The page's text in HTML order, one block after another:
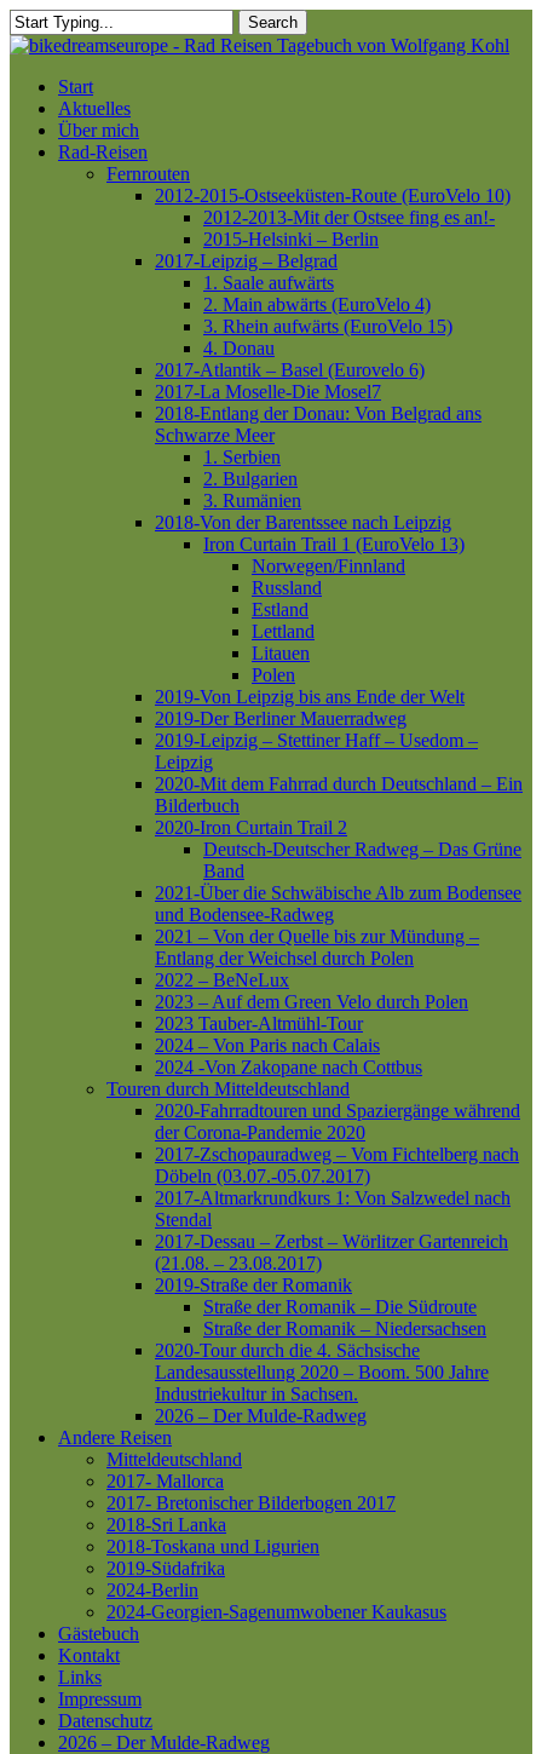
Skip
to
content
Search
Close
Menu
Start
Aktuelles
Über mich
Rad-Reisen
Fernrouten
2012-2015-Ostseeküsten-Route (EuroVelo 10)
2012-2013-Mit der Ostsee fing es an!-
2015-Helsinki – Berlin
2017-Leipzig – Belgrad
1. Saale aufwärts
2. Main abwärts (EuroVelo 4)
3. Rhein aufwärts (EuroVelo 15)
4. Donau
2017-Atlantik – Basel (Eurovelo 6)
2017-La Moselle-Die Mosel7
2018-Entlang der Donau: Von Belgrad ans
Schwarze Meer
1. Serbien
2. Bulgarien
3. Rumänien
2018-Von der Barentssee nach Leipzig
Iron Curtain Trail 1 (EuroVelo 13)
Norwegen/Finnland
Russland
Estland
Lettland
Litauen
Polen
2019-Von Leipzig bis ans Ende der Welt
2019-Der Berliner Mauerradweg
2019-Leipzig – Stettiner Haff – Usedom –
Leipzig
2020-Mit dem Fahrrad durch Deutschland – Ein
Bilderbuch
2020-Iron Curtain Trail 2
Deutsch-Deutscher Radweg – Das Grüne
Band
2021-Über die Schwäbische Alb zum Bodensee
und Bodensee-Radweg
2021 – Von der Quelle bis zur Mündung –
Entlang der Weichsel durch Polen
2022 – BeNeLux
2023 – Auf dem Green Velo durch Polen
2023 Tauber-Altmühl-Tour
2024 – Von Paris nach Calais
2024 -Von Zakopane nach Cottbus
Touren durch Mitteldeutschland
2020-Fahrradtouren und Spaziergänge während
der Corona-Pandemie 2020
2017-Zschopauradweg – Vom Fichtelberg nach
Döbeln (03.07.-05.07.2017)
2017-Altmarkrundkurs 1: Von Salzwedel nach
Stendal
2017-Dessau – Zerbst – Wörlitzer Gartenreich
(21.08. – 23.08.2017)
2019-Straße der Romanik
Straße der Romanik – Die Südroute
Straße der Romanik – Niedersachsen
2020-Tour durch die 4. Sächsische
Landesausstellung 2020 – Boom. 500 Jahre
Industriekultur in Sachsen.
2026 – Der Mulde-Radweg
Andere Reisen
Mitteldeutschland
2017- Mallorca
2017- Bretonischer Bilderbogen 2017
2018-Sri Lanka
2018-Toskana und Ligurien
2019-Südafrika
2024-Berlin
2024-Georgien-Sagenumwobener Kaukasus
Gästebuch
Kontakt
Links
Impressum
Datenschutz
2026 – Der Mulde-Radweg